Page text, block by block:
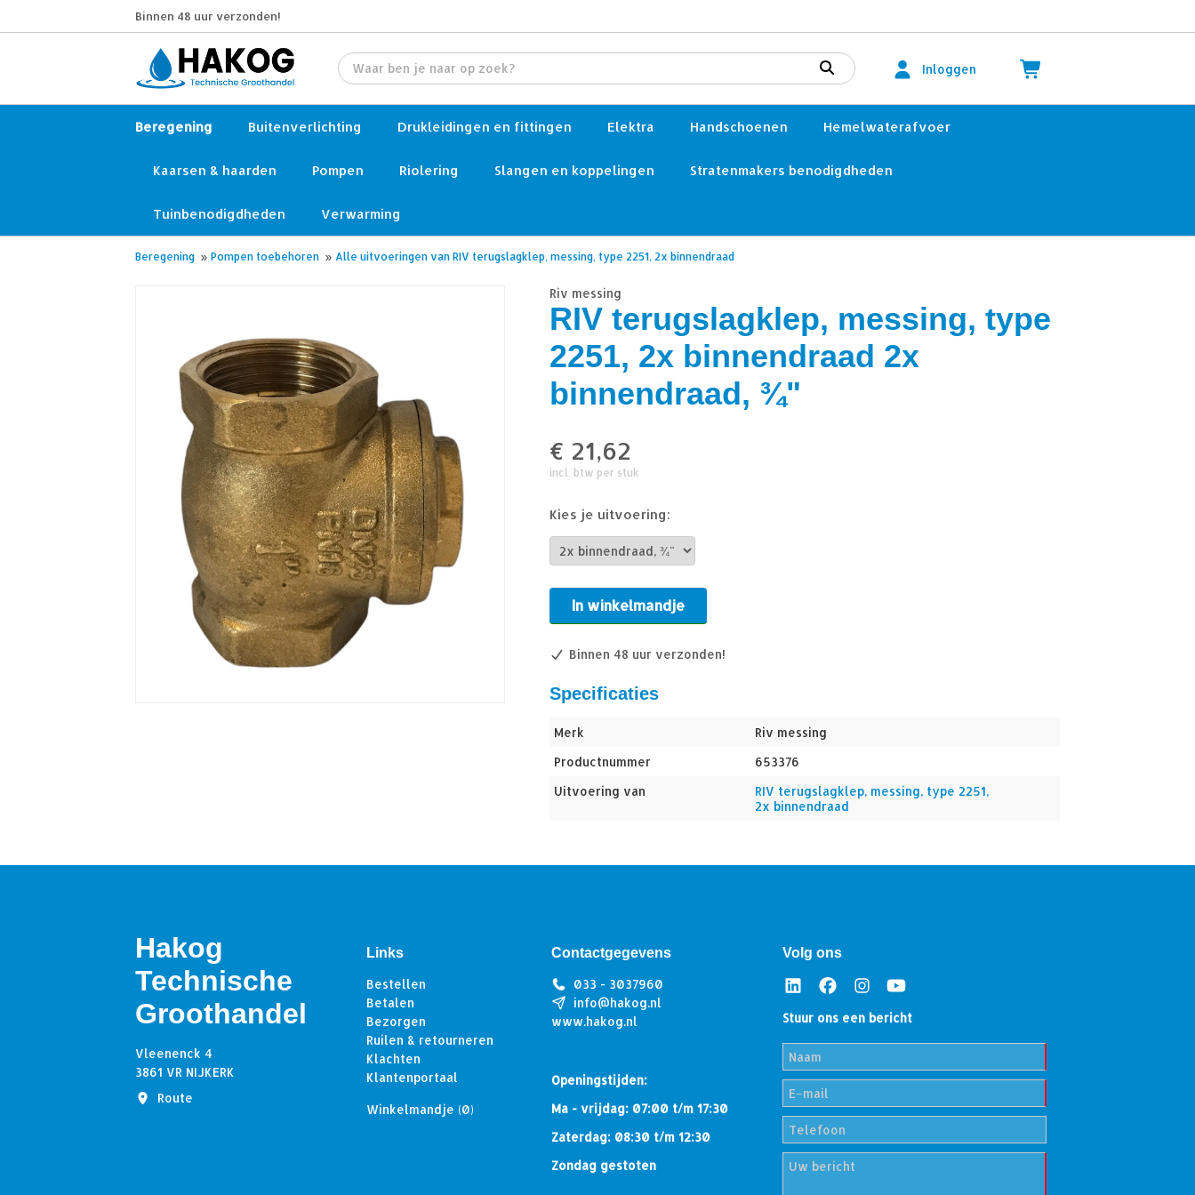
Binnen 48 uur verzonden!
Inloggen
Beregening Buitenverlichting Drukleidingen en fittingen Elektra Handschoenen Hemelwaterafvoer
Kaarsen & haarden Pompen Riolering Slangen en koppelingen Stratenmakers benodigdheden
Tuinbenodigdheden Verwarming
Beregening » Pompen toebehoren » Alle uitvoeringen van RIV terugslagklep, messing, type 2251, 2x binnendraad
Riv messing
RIV terugslagklep, messing, type
2251, 2x binnendraad 2x
binnendraad, ¾"
€ 21,62
incl. btw per stuk
Kies je uitvoering:
In winkelmandje
Binnen 48 uur verzonden!
Specificaties
Merk
Riv messing
Productnummer
653376
Uitvoering van
RIV terugslagklep, messing, type 2251,
2x binnendraad
Hakog
Technische
Groothandel
Vleenenck 4
3861 VR NIJKERK
Route
Links
Bestellen
Betalen
Bezorgen
Ruilen & retourneren
Klachten
Klantenportaal
Winkelmandje (0)
Contactgegevens
033 - 3037960
info@hakog.nl
www.hakog.nl
Openingstijden:
Ma - vrijdag: 07:00 t/m 17:30
Zaterdag: 08:30 t/m 12:30
Zondag gestoten
Volg ons
Stuur ons een bericht